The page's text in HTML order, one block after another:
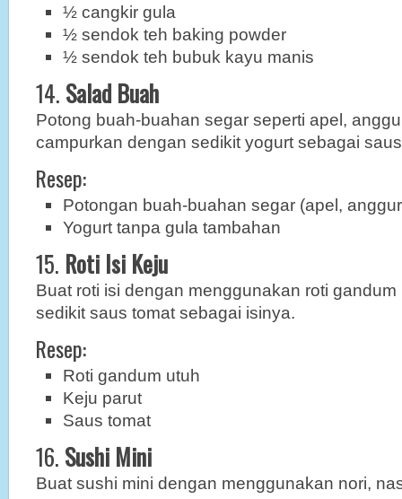
½ cangkir gula
½ sendok teh baking powder
½ sendok teh bubuk kayu manis
14. Salad Buah
Potong buah-buahan segar seperti apel,
campurkan dengan sedikit yogurt sebagai
Resep:
Potongan buah-buahan segar (apel,
Yogurt tanpa gula tambahan
15. Roti Isi Keju
Buat roti isi dengan menggunakan roti
sedikit saus tomat sebagai isinya.
Resep:
Roti gandum utuh
Keju parut
Saus tomat
16. Sushi Mini
Buat sushi mini dengan menggunakan nori,